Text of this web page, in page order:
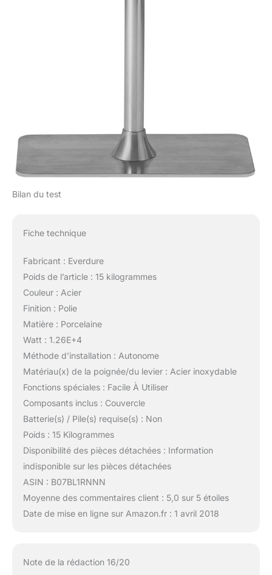
Bilan du test
Fiche technique
Fabricant : Everdure
Poids de l’article : 15 kilogrammes
Couleur : Acier
Finition : Polie
Matière : Porcelaine
Watt : 1.26E+4
Méthode d’installation : Autonome
Matériau(x) de la poignée/du levier : Acier inoxydable
Fonctions spéciales : Facile À Utiliser
Composants inclus : Couvercle
Batterie(s) / Pile(s) requise(s) : Non
Poids : 15 Kilogrammes
Disponibilité des pièces détachées : Information
indisponible sur les pièces détachées
ASIN : B07BL1RNNN
Moyenne des commentaires client : 5,0 sur 5 étoiles
Date de mise en ligne sur Amazon.fr : 1 avril 2018
Note de la rédaction 16/20